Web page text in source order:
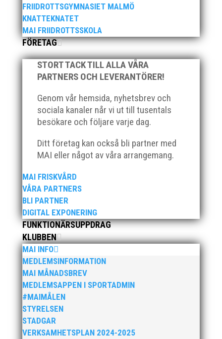
FRIIDROTTSGYMNASIET MALMÖ
KNATTEKNATET
MAI FRIIDROTTSSKOLA
FÖRETAG
STORT TACK TILL ALLA VÅRA
PARTNERS OCH LEVERANTÖRER!
Genom vår hemsida, nyhetsbrev och
sociala kanaler når vi ut till tusentals
besökare och följare varje dag.
Ditt företag kan också bli partner med
MAI eller något av våra arrangemang.
MAI FRISKVÅRD
VÅRA PARTNERS
BLI PARTNER
DIGITAL EXPONERING
FUNKTIONÄRSUPPDRAG
KLUBBEN
MAI INFO
MEDLEMSINFORMATION
MAI MÅNADSBREV
MEDLEMSAPPEN I SPORTADMIN
#MAIMÅLEN
STYRELSEN
STADGAR
VERKSAMHETSPLAN 2024-2025
Som traditionen bjuder så var vi ett helt gäng löpare
Sylvesterloppet på självaste nyårsafton. Formen är
enkel, ett eller två varv runt Pildammsparken (2,7 km
respektive 5,4 kilometer), med tidtagning på de fem
Klubbchef – Malmö Allmänna Idrottsförening (MAI)
Vill du vara med och skapa glädje, gemenskap och
utveckling i en av Sveriges största
friidrottsföreningar? Malmö Allmänna Idrottsförening
– MAI – söker en engagerad, strategisk,
relationsbyggande och affärsinriktad...